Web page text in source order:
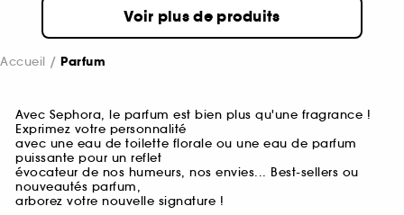
Voir plus de produits
Accueil Parfum
Avec Sephora, le parfum est bien plus qu'une fragrance !
Exprimez votre personnalité
avec une eau de toilette florale ou une eau de parfum
puissante pour un reflet
évocateur de nos humeurs, nos envies... Best-sellers ou
nouveautés parfum,
arborez votre nouvelle signature !